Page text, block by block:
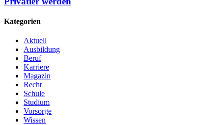
Kategorien
Aktuell
Ausbildung
Beruf
Karriere
Magazin
Recht
Schule
Studium
Vorsorge
Wissen